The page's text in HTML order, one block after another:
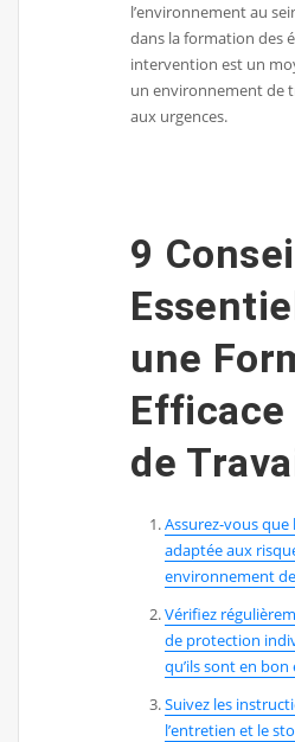
l’environnement au
dans la formation des
intervention est un
un environnement de
aux urgences.
9
une
de
Assurez-vous
adaptée aux
environnement
Vérifiez
de protection
qu’ils sont en bon
Suivez les
l’entretien et le